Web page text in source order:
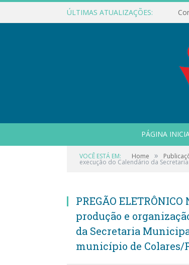
ÚLTIMAS ATUALIZAÇÕES:
PÁGINA
VOCÊ ESTÁ EM: Home »
execução do Calendário da
PREGÃO
produção e
da Secretaria
município de Colares/